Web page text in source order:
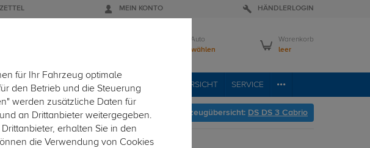
MEIN KONTO HÄNDLERLOGIN
Mein Auto
Bitte wählen
Warenkorb
leer
ZUBEHÖR EINBAUSERVICE FAHRZEUGÜBERSICHT SERVICE
Hier geht's zur Fahrzeugübersicht: DS DS 3 Cabrio
für Ihr Fahrzeug optimale
den Betrieb und die Steuerung
werden zusätzliche Daten für
an Drittanbieter weitergegeben.
erhalten Sie in den
die Verwendung von Cookies